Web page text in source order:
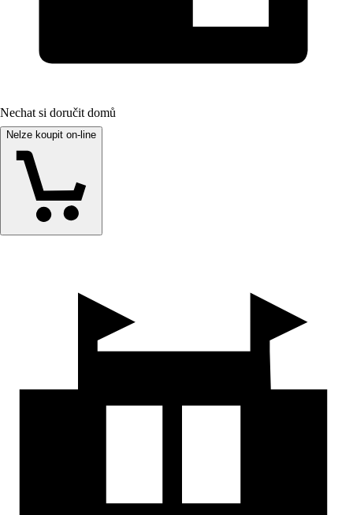
Nechat si doručit domů
Nelze koupit on-line